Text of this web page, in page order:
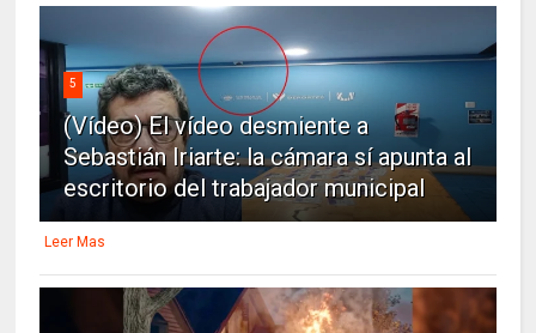
5
(Vídeo) El vídeo desmiente a
Sebastián Iriarte: la cámara sí apunta al
escritorio del trabajador municipal
Leer Mas